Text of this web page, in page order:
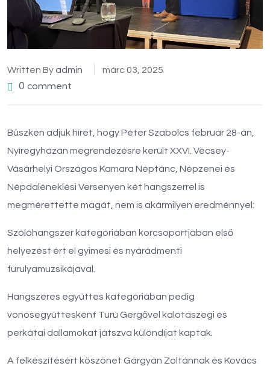
Written By admin márc 03, 2025
0 comment
Büszkén adjuk hírét, hogy Péter Szabolcs február 28-án,
Nyíregyházán megrendezésre került XXVI. Vécsey-
Vásárhelyi Országos Kamara Néptánc, Népzenei és
Népdaléneklési Versenyen két hangszerrel is
megmérettette magát, nem is akármilyen eredménnyel:
Szólóhangszer kategóriában korcsoportjában első
helyezést ért el gyimesi és nyárádmenti
furulyamuzsikájával.
Hangszeres együttes kategóriában pedig
vonósegyüttesként Turú Gergővel kalotaszegi és
perkátai dallamokat játszva különdíjat kaptak.
A felkészítésért köszönet Gárgyán Zoltánnak és Kovács